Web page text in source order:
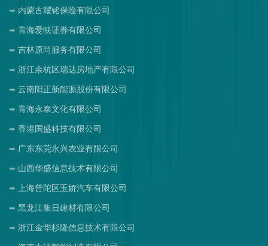
内蒙古耀铭保险有限公司
青海爱映证券有限公司
吉林原尚服务有限公司
浙江余杭区瑞达房地产有限公司
云南阳正新能源股份有限公司
青海永泰文化有限公司
香港国盛科技有限公司
广东东莞永兴农业有限公司
山西华盛信息技术有限公司
上海普陀区玉娇汽车有限公司
黑龙江集日建材有限公司
浙江金华杉隆信息技术有限公司